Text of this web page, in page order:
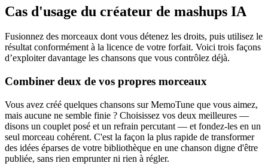
Cas d'usage du créateur de mashups IA
Fusionnez des morceaux dont vous détenez les droits, puis utilisez le
résultat conformément à la licence de votre forfait. Voici trois façons
d’exploiter davantage les chansons que vous contrôlez déjà.
Combiner deux de vos propres morceaux
Vous avez créé quelques chansons sur MemoTune que vous aimez,
mais aucune ne semble finie ? Choisissez vos deux meilleures —
disons un couplet posé et un refrain percutant — et fondez-les en un
seul morceau cohérent. C'est la façon la plus rapide de transformer
des idées éparses de votre bibliothèque en une chanson digne d'être
publiée, sans rien emprunter ni rien à régler.